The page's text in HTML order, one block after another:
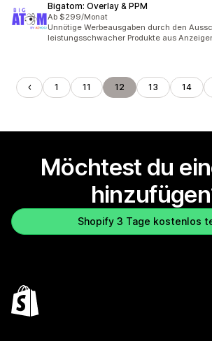
Bigatom: Overlay & PPM
Ab $299/Monat
Unnötige Werbeausgaben durch den
leistungsschwacher Produkte aus
1 11 12 13 14
Möchtest du
Shopify 3 Tage kostenlos